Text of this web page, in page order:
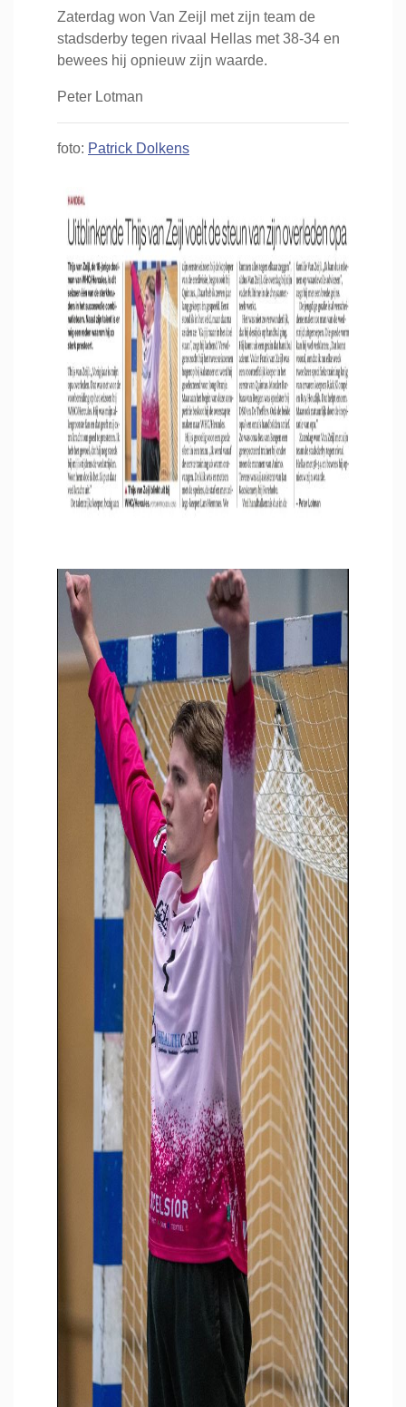
Zaterdag won Van Zeijl met zijn team de
stadsderby tegen rivaal Hellas met 38-34 en
bewees hij opnieuw zijn waarde.
Peter Lotman
foto: Patrick Dolkens